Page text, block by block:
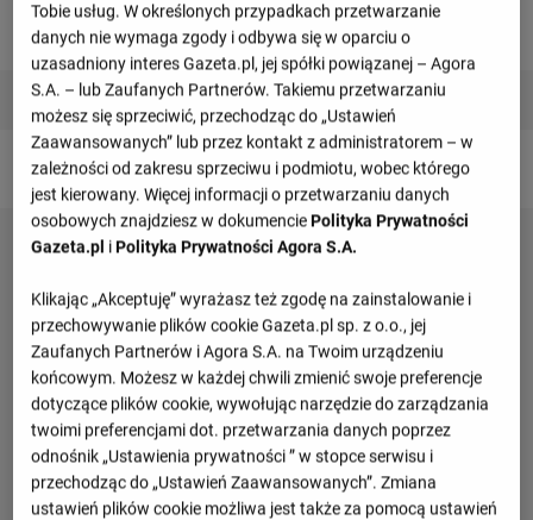
Trener
Żeljko Ljubenović
Bramkarze
Vadym Yushchyshyn
Tobie usług. W określonych przypadkach przetwarzanie
danych nie wymaga zgody i odbywa się w oparciu o
uzasadniony interes Gazeta.pl, jej spółki powiązanej – Agora
S.A. – lub Zaufanych Partnerów. Takiemu przetwarzaniu
możesz się sprzeciwić, przechodząc do „Ustawień
Zaawansowanych” lub przez kontakt z administratorem – w
zależności od zakresu sprzeciwu i podmiotu, wobec którego
jest kierowany. Więcej informacji o przetwarzaniu danych
osobowych znajdziesz w dokumenciePolityka Prywatności
Gazeta.pl iPolityka Prywatności Agora S.A.
Klikając „Akceptuję” wyrażasz też zgodę na zainstalowanie i
przechowywanie plików cookie Gazeta.pl sp. z o.o., jej
Zaufanych Partnerów i Agora S.A. na Twoim urządzeniu
końcowym. Możesz w każdej chwili zmienić swoje preferencje
dotyczące plików cookie, wywołując narzędzie do zarządzania
twoimi preferencjami dot. przetwarzania danych poprzez
odnośnik „Ustawienia prywatności ” w stopce serwisu i
przechodząc do „Ustawień Zaawansowanych”. Zmiana
ustawień plików cookie możliwa jest także za pomocą ustawień